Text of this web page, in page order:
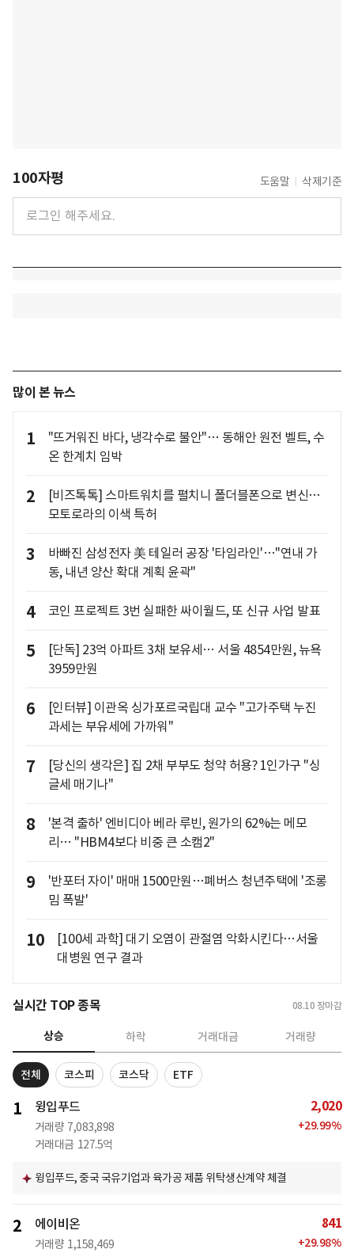
100자평 도움말 삭제기준
많이 본 뉴스
1
"뜨거워진 바다, 냉각수로 불안"… 동해안 원전 벨트, 수
온 한계치 임박
2
[비즈톡톡] 스마트워치를 펼치니 폴더블폰으로 변신…
모토로라의 이색 특허
3
바빠진 삼성전자 美 테일러 공장 '타임라인'…"연내 가
동, 내년 양산 확대 계획 윤곽"
4 코인 프로젝트 3번 실패한 싸이월드, 또 신규 사업 발표
5
[단독] 23억 아파트 3채 보유세… 서울 4854만원, 뉴욕
3959만원
6
[인터뷰] 이관옥 싱가포르국립대 교수 "고가주택 누진
과세는 부유세에 가까워"
7
[당신의 생각은] 집 2채 부부도 청약 허용? 1인가구 "싱
글세 매기나"
8
'본격 출하' 엔비디아 베라 루빈, 원가의 62%는 메모
리… "HBM4보다 비중 큰 소캠2"
9
'반포터 자이' 매매 1500만원…폐버스 청년주택에 '조롱
밈 폭발'
10
[100세 과학] 대기 오염이 관절염 악화시킨다…서울
대병원 연구 결과
실시간 TOP 종목 08.10 장마감
상승 하락 거래대금 거래량
전체 코스피 코스닥 ETF
1 윙입푸드
거래량 7,083,898
거래대금 127.5억
2,020
+29.99%
윙입푸드, 중국 국유기업과 육가공 제품 위탁생산계약 체결
2 에이비온
거래량 1,158,469
841
+29.98%